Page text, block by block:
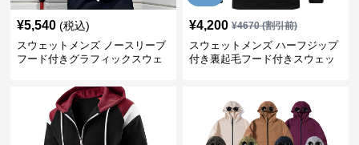
¥5,540 (税込)
スウェットメンズ ノースリーブ
フード付きグラフィックスウェ
¥4,200 ¥4670(割引前)
スウェットメンズ ハーフジップ
付き裏起毛フード付きスウェッ